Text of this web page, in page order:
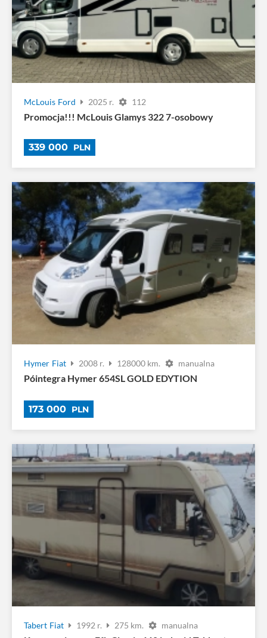
McLouis Ford 2025 r. 112
Promocja!!! McLouis Glamys 322 7-osobowy
339 000 PLN
Hymer Fiat 2008 r. 128000 km. manualna
Póintegra Hymer 654SL GOLD EDYTION
173 000 PLN
Tabert Fiat 1992 r. 275 km. manualna